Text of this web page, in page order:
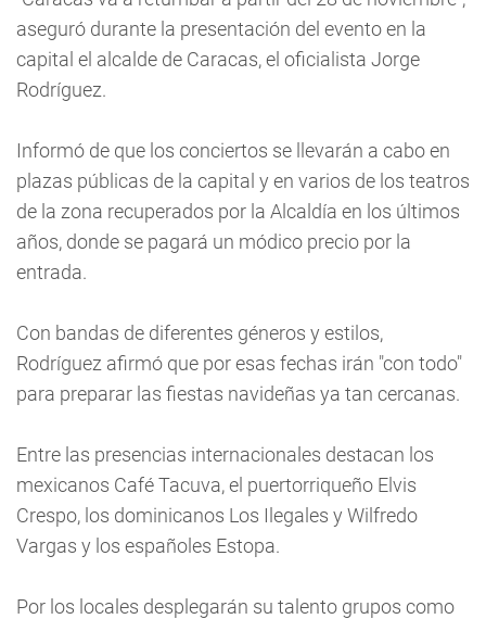
aseguró durante la presentación del evento en la
capital el alcalde de Caracas, el oficialista Jorge
Rodríguez.
Informó de que los conciertos se llevarán a cabo en
plazas públicas de la capital y en varios de los teatros
de la zona recuperados por la Alcaldía en los últimos
años, donde se pagará un módico precio por la
entrada.
Con bandas de diferentes géneros y estilos,
Rodríguez afirmó que por esas fechas irán "con todo"
para preparar las fiestas navideñas ya tan cercanas.
Entre las presencias internacionales destacan los
mexicanos Café Tacuva, el puertorriqueño Elvis
Crespo, los dominicanos Los Ilegales y Wilfredo
Vargas y los españoles Estopa.
Por los locales desplegarán su talento grupos como